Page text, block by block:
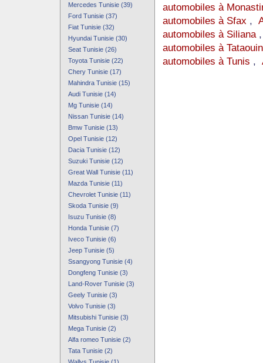
Mercedes Tunisie (39)
Ford Tunisie (37)
Fiat Tunisie (32)
Hyundai Tunisie (30)
Seat Tunisie (26)
Toyota Tunisie (22)
Chery Tunisie (17)
Mahindra Tunisie (15)
Audi Tunisie (14)
Mg Tunisie (14)
Nissan Tunisie (14)
Bmw Tunisie (13)
Opel Tunisie (12)
Dacia Tunisie (12)
Suzuki Tunisie (12)
Great Wall Tunisie (11)
Mazda Tunisie (11)
Chevrolet Tunisie (11)
Skoda Tunisie (9)
Isuzu Tunisie (8)
Honda Tunisie (7)
Iveco Tunisie (6)
Jeep Tunisie (5)
Ssangyong Tunisie (4)
Dongfeng Tunisie (3)
Land-Rover Tunisie (3)
Geely Tunisie (3)
Volvo Tunisie (3)
Mitsubishi Tunisie (3)
Mega Tunisie (2)
Alfa romeo Tunisie (2)
Tata Tunisie (2)
automobiles à
automobiles à Sfax ,
automobiles à Siliana
automobiles à
automobiles à Tunis ,